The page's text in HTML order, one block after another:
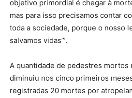
objetivo primordial é chegar à
mas para isso precisamos contar
toda a sociedade, porque o nosso
salvamos vidas’”.
A quantidade de pedestres mortos
diminuiu nos cinco primeiros
registradas 20 mortes por